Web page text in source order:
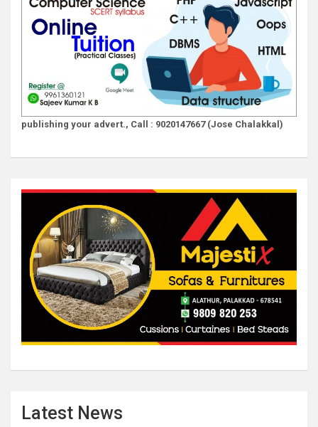
publishing your advert., Call : 9020147667 (Jose Chalakkal)
Latest News